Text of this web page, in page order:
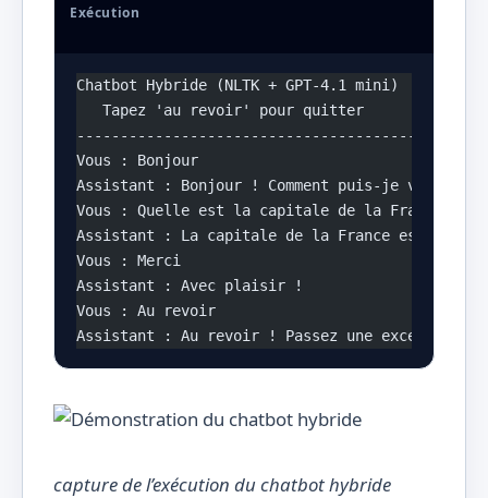
Exécution
Chatbot Hybride (NLTK + GPT-4.1 mini)
   Tapez 'au revoir' pour quitter
Vous : Bonjour
Assistant : Bonjour ! Comment puis-je vous
Vous : Quelle est la capitale de la France ?
Assistant : La capitale de la France est Paris.
Vous : Merci
Assistant : Avec plaisir !
Vous : Au revoir
Assistant : Au revoir ! Passez une excellente
capture de l’exécution du chatbot hybride